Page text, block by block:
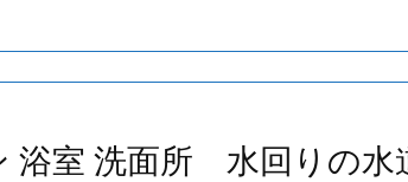
浴室 洗面所 水回りの水